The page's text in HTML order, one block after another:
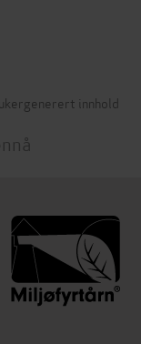
innhold